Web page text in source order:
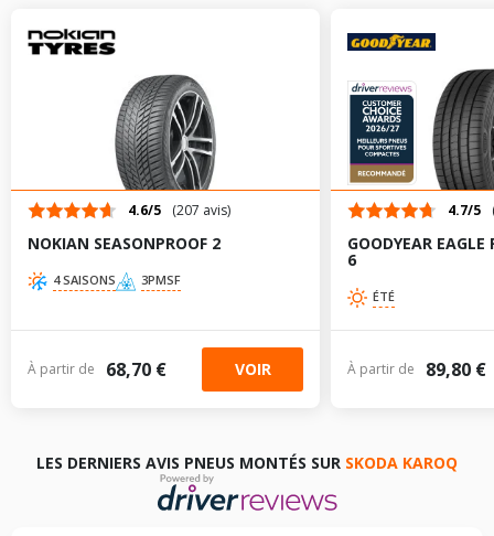
4.6/5 (207 avis)
NOKIAN SEASONPROOF 2
4 SAISONS 3PMSF
À partir de 68,70 € VOIR
4.7/5
GOODYEAR EAGLE
6
ÉTÉ
À partir de 89,80 €
LES DERNIERS AVIS PNEUS MONTÉS SUR SKODA KAROQ